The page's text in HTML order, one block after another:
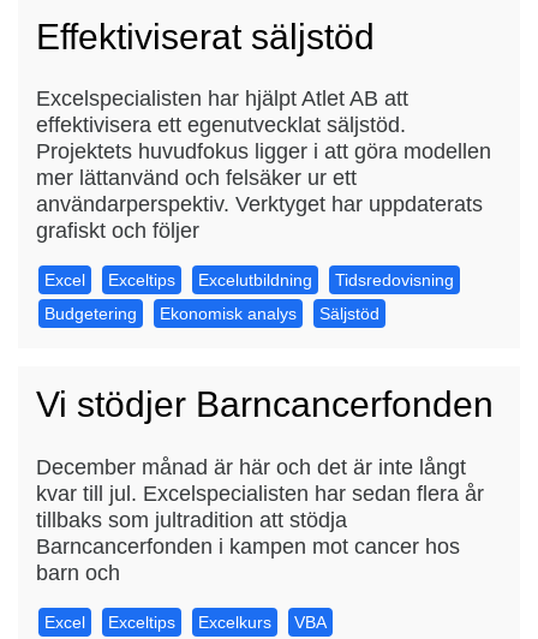
Effektiviserat säljstöd
Excelspecialisten har hjälpt Atlet AB att
effektivisera ett egenutvecklat säljstöd.
Projektets huvudfokus ligger i att göra modellen
mer lättanvänd och felsäker ur ett
användarperspektiv. Verktyget har uppdaterats
grafiskt och följer
Excel Exceltips Excelutbildning
Tidsredovisning
Budgetering
Ekonomisk analys Säljstöd
Vi stödjer Barncancerfonden
December månad är här och det är inte långt
kvar till jul. Excelspecialisten har sedan flera år
tillbaks som jultradition att stödja
Barncancerfonden i kampen mot cancer hos
barn och
Excel Exceltips Excelkurs VBA